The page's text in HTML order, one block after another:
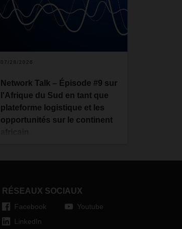
07/28/2026
Network Talk – Épisode #9 sur
l'Afrique du Sud en tant que
plateforme logistique et les
opportunités sur le continent
podcast DACHSER Network Talk,
l'invité de l'émission. Aux côtés de
l'animatrice Charlotte Goldstone, il
revient sur l'intégration et le
développement de la filiale sud-
RÉSEAUX SOCIAUX
Facebook
LinkedIn
Youtube